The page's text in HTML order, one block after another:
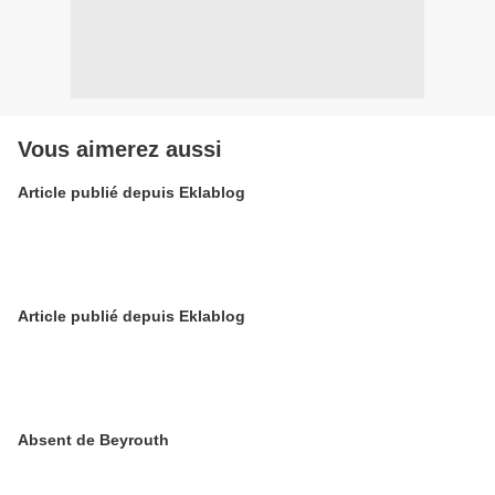
Vous aimerez aussi
Article publié depuis Eklablog
Article publié depuis Eklablog
Absent de Beyrouth